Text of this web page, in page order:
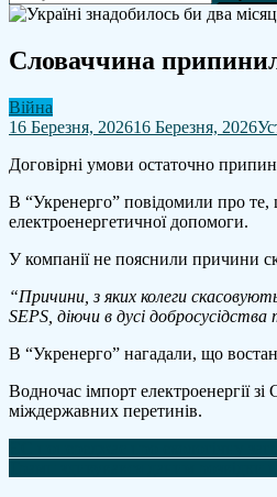
Словаччина
Війна
16 Березня, 202616 Березня, 2026
Договірні умови остаточно
В “Укренерго” повідомили про те,
електроенергетичної допомоги.
У компанії не пояснили причини
“Причини, з яких колеги
SEPS, діючи в дусі
В “Укренерго” нагадали, що
Водночас імпорт електроенергії
міждержавних перетинів.
Навігація
записів